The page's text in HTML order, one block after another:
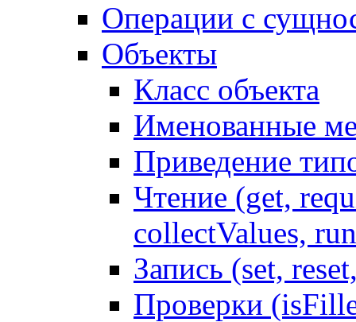
Операции с
Объекты
Класс объекта
Именованные
Приведение
Чтение (get,
collectValues,
Запись (set,
Проверки